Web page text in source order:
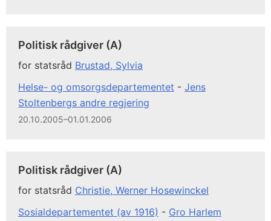
Politisk rådgiver (A)
for statsråd Brustad, Sylvia
Helse- og omsorgsdepartementet - Jens
Stoltenbergs andre regjering
20.10.2005–01.01.2006
Politisk rådgiver (A)
for statsråd Christie, Werner Hosewinckel
Sosialdepartementet (av 1916) - Gro Harlem